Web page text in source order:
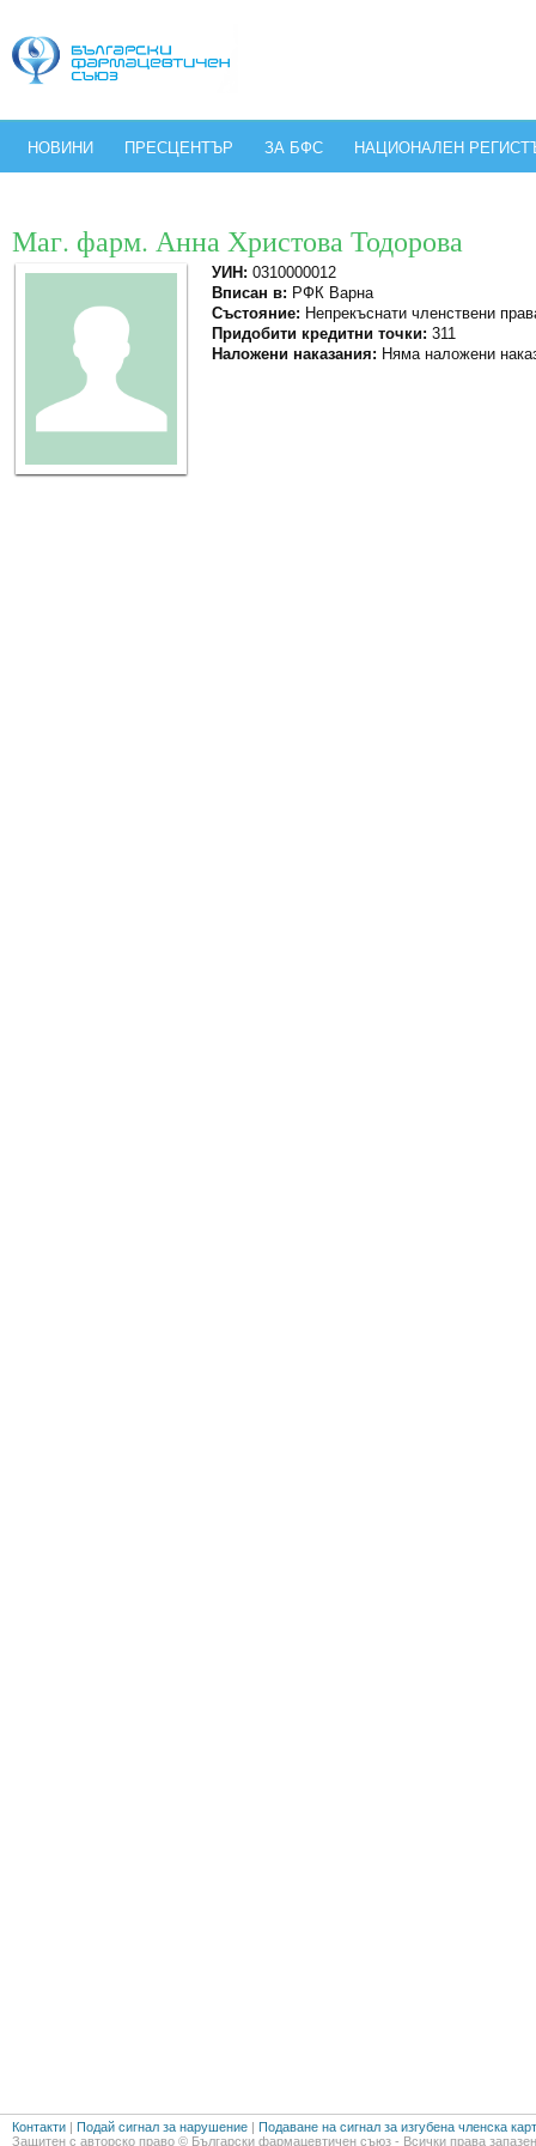
НОВИНИ ПРЕСЦЕНТЪР ЗА БФС НАЦИОНАЛЕН
Маг. фарм. Анна Христова Тодорова
УИН: 0310000012
Вписан в: РФК Варна
Състояние: Непрекъснати членствени
Придобити кредитни точки: 311
Наложени наказания: Няма наложени
Контакти | Подай сигнал за нарушение | Подаване на сигнал за изгубена членска
Защитен с авторско право © Български фармацевтичен съюз - Всички права